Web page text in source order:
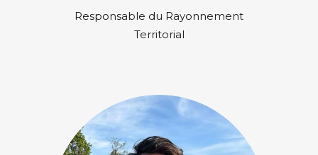
Responsable du Rayonnement
Territorial